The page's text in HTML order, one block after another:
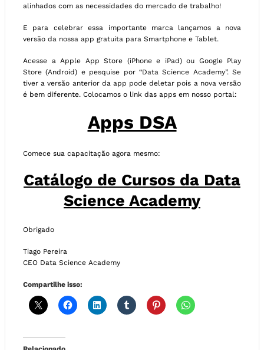
alinhados com as necessidades do mercado de trabalho!
E para celebrar essa importante marca lançamos a nova
versão da nossa app gratuita para Smartphone e Tablet.
Acesse a Apple App Store (iPhone e iPad) ou Google Play
Store (Android) e pesquise por “Data Science Academy”. Se
tiver a versão anterior da app pode deletar pois a nova versão
é bem diferente. Colocamos o link das apps em nosso portal:
Apps DSA
Comece sua capacitação agora mesmo:
Catálogo de Cursos da Data
Science Academy
Obrigado
Tiago Pereira
CEO Data Science Academy
Compartilhe isso: